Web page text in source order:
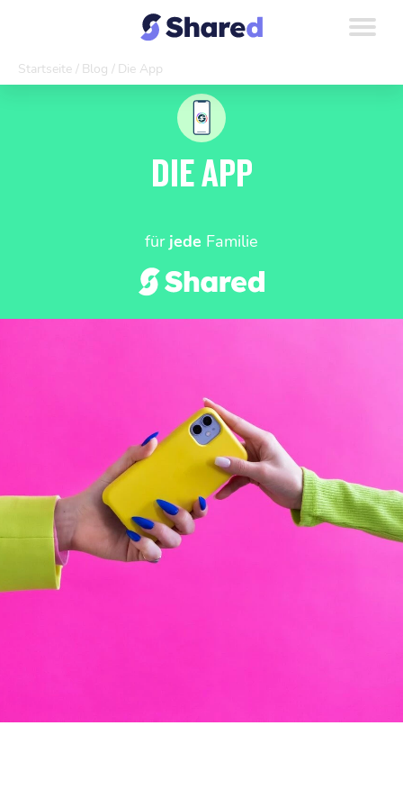
Startseite Blog Die App
DIE APP
für jede Familie